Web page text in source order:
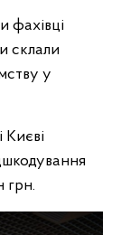
фахівці
склали
у
грн.